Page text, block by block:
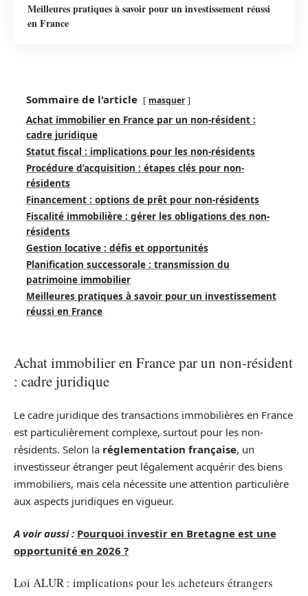
Meilleures pratiques à savoir pour un investissement réussi
en France
Sommaire de l'article masquer
Achat immobilier en France par un non-résident :
cadre juridique
Statut fiscal : implications pour les non-résidents
Procédure d’acquisition : étapes clés pour non-
résidents
Financement : options de prêt pour non-résidents
Fiscalité immobilière : gérer les obligations des non-
résidents
Gestion locative : défis et opportunités
Planification successorale : transmission du
patrimoine immobilier
Meilleures pratiques à savoir pour un investissement
réussi en France
Achat immobilier en France par un non-résident
: cadre juridique
Le cadre juridique des transactions immobilières en France
est particulièrement complexe, surtout pour les non-
résidents. Selon la réglementation française, un
investisseur étranger peut légalement acquérir des biens
immobiliers, mais cela nécessite une attention particulière
aux aspects juridiques en vigueur.
A voir aussi : Pourquoi investir en Bretagne est une
opportunité en 2026 ?
Loi ALUR : implications pour les acheteurs étrangers